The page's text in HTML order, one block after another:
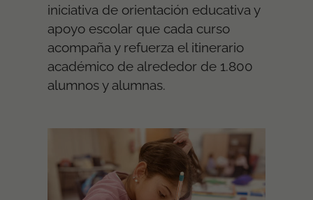
iniciativa de orientación educativa y
apoyo escolar que cada curso
acompaña y refuerza el itinerario
académico de alrededor de 1.800
alumnos y alumnas.